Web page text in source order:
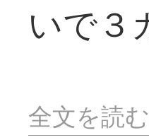
いで３
全文を読